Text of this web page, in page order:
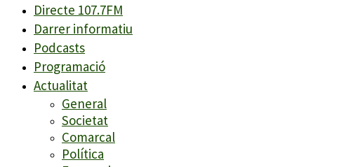
Directe 107.7FM
Darrer informatiu
Podcasts
Programació
Actualitat
General
Societat
Comarcal
Política